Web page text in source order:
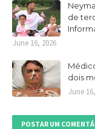
de
June 16, 2026
dois
June
POSTAR UM